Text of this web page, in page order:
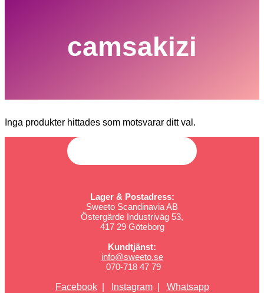
camsakizi
Inga produkter hittades som motsvarar ditt val.
Lager & Postadress:
Sweeto Scandinavia AB
Östergärde Industriväg 53,
417 29 Göteborg
Kundtjänst:
info@sweeto.se
070-718 47 79
Facebook| Instagram| Whatsapp